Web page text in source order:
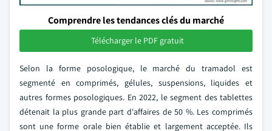
Comprendre les tendances clés du marché
Télécharger le PDF gratuit
Selon la forme posologique, le marché du tramadol est
segmenté en comprimés, gélules, suspensions, liquides et
autres formes posologiques. En 2022, le segment des tablettes
détenait la plus grande part d'affaires de 50 %. Les comprimés
sont une forme orale bien établie et largement acceptée. Ils